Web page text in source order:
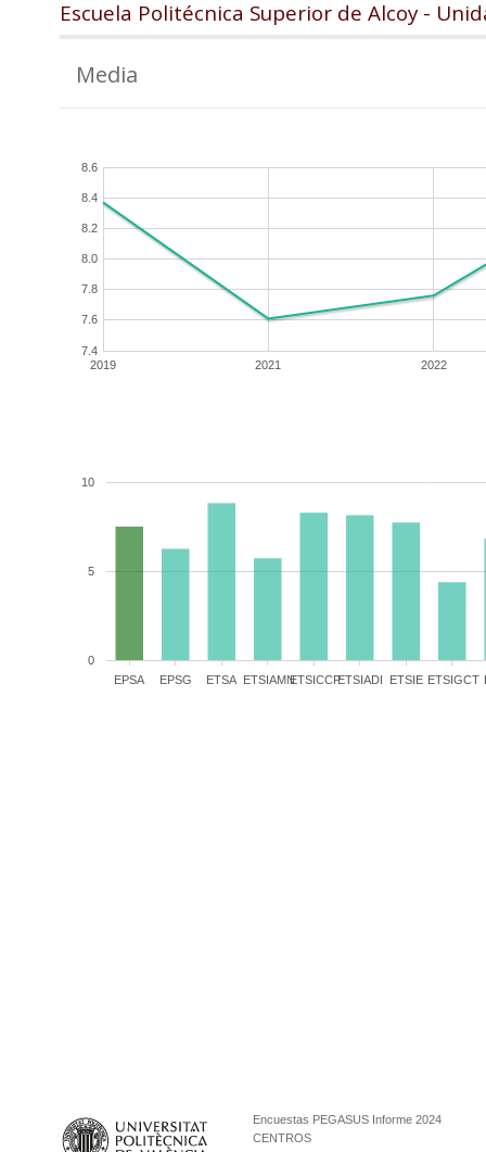
Escuela Politécnica Superior de Alcoy -
Media
2019 2021 2022
7.4
7.6
7.8
8.0
8.2
8.4
8.6
EPSA EPSG ETSA ETSIAMNETSICCPETSIADI ETSIE ETSIGCT
0
5
10
Encuestas PEGASUS Informe 2024
CENTROS